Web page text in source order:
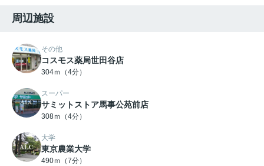
周辺施設
その他
コスモス薬局世田谷店
304ｍ（4分）
スーパー
サミットストア馬事公苑前店
308ｍ（4分）
大学
東京農業大学
490ｍ（7分）